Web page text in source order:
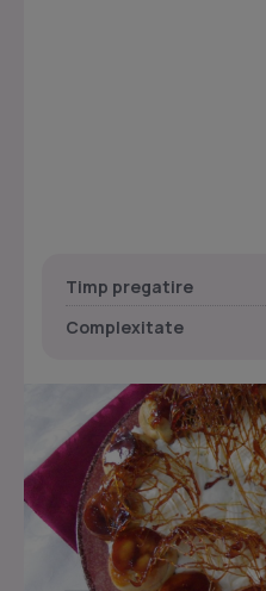
Timp pregatire
Complexitate